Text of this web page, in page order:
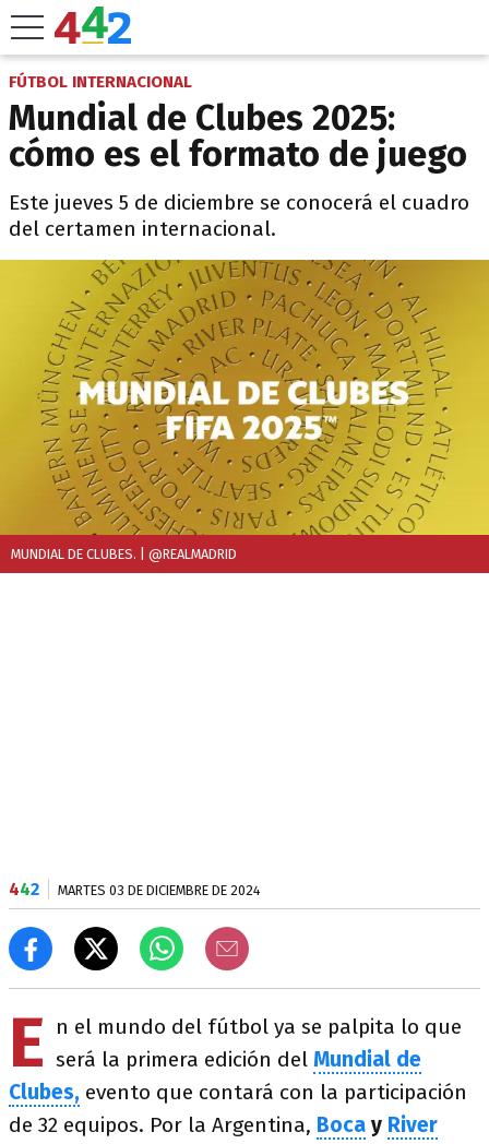
FÚTBOL INTERNACIONAL
Mundial de Clubes 2025:
cómo es el formato de juego
Este jueves 5 de diciembre se conocerá el cuadro
del certamen internacional.
MUNDIAL DE CLUBES. | @REALMADRID
442 MARTES 03 DE DICIEMBRE DE 2024
E
n el mundo del fútbol ya se palpita lo que
será la primera edición del Mundial de
Clubes, evento que contará con la participación
de 32 equipos. Por la Argentina, Boca y River